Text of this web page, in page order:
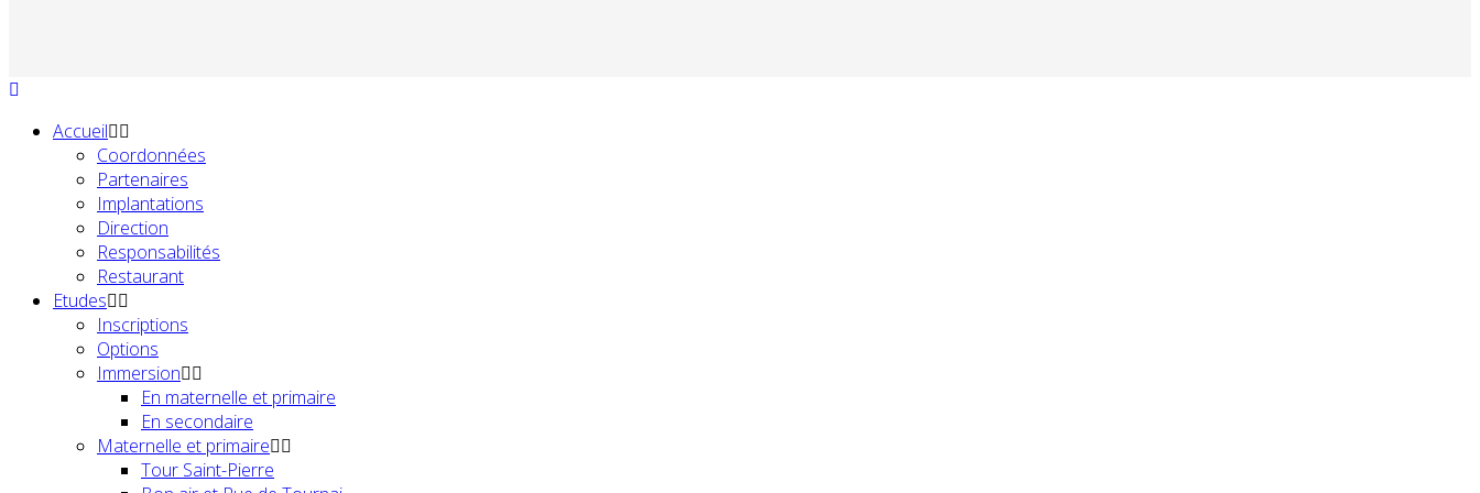
Accueil
Coordonnées
Partenaires
Implantations
Direction
Responsabilités
Restaurant
Etudes
Inscriptions
Options
Immersion
En maternelle et primaire
En secondaire
Maternelle et primaire
Tour Saint-Pierre